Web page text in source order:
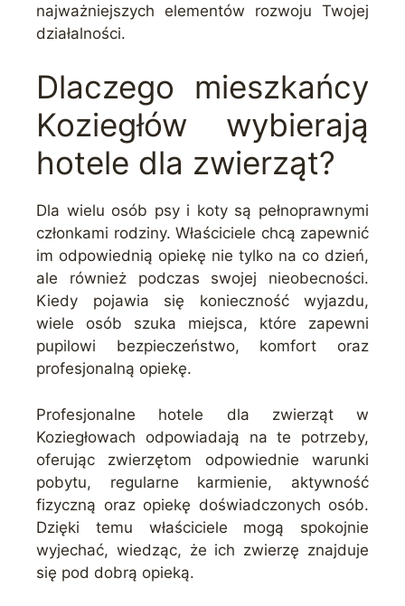
najważniejszych elementów rozwoju Twojej
działalności.
Dlaczego mieszkańcy
Koziegłów wybierają
hotele dla zwierząt?
Dla wielu osób psy i koty są pełnoprawnymi
członkami rodziny. Właściciele chcą zapewnić
im odpowiednią opiekę nie tylko na co dzień,
ale również podczas swojej nieobecności.
Kiedy pojawia się konieczność wyjazdu,
wiele osób szuka miejsca, które zapewni
pupilowi bezpieczeństwo, komfort oraz
profesjonalną opiekę.
Profesjonalne hotele dla zwierząt w
Koziegłowach odpowiadają na te potrzeby,
oferując zwierzętom odpowiednie warunki
pobytu, regularne karmienie, aktywność
fizyczną oraz opiekę doświadczonych osób.
Dzięki temu właściciele mogą spokojnie
wyjechać, wiedząc, że ich zwierzę znajduje
się pod dobrą opieką.